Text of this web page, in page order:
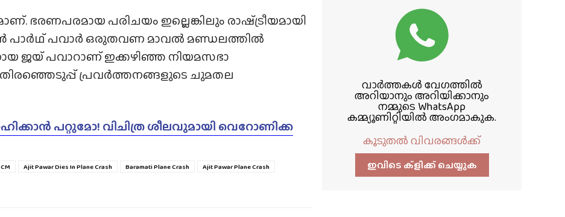
ഭരണപരമായ പരിചയം ഇല്ലെങ്കിലും രാഷ്‌ട്രീയമായി
പാർഥ് പവാർ ഒരുതവണ മാവൽ മണ്ഡലത്തിൽ
ജയ് പവാറാണ് ഇക്കഴിഞ്ഞ നിയമസഭാ
തിരഞ്ഞെടുപ്പ് പ്രവർത്തനങ്ങളുടെ ചുമതല
പറ്റുമോ! വിചിത്ര ശീലവുമായി വെറോണിക്ക
Ajit Pawar Dies In Plane Crash Baramati Plane Crash
Ajit Pawar Plane Crash
വാർത്തകൾ വേഗത്തിൽ
അറിയാനും അറിയിക്കാനും
നമ്മുടെ WhatsApp
കമ്മ്യൂണിറ്റിയിൽ അംഗമാകുക.
കൂടുതൽ വിവരങ്ങൾക്ക്
ഇവിടെ ക്ളിക്ക്‌ ചെയ്യുക